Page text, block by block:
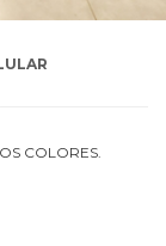
COLORES.